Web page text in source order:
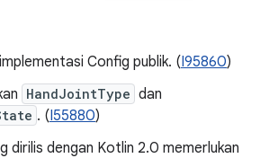
Config publik. (I95860)
HandJointType dan
. (I55880)
dirilis dengan Kotlin 2.0 memerlukan